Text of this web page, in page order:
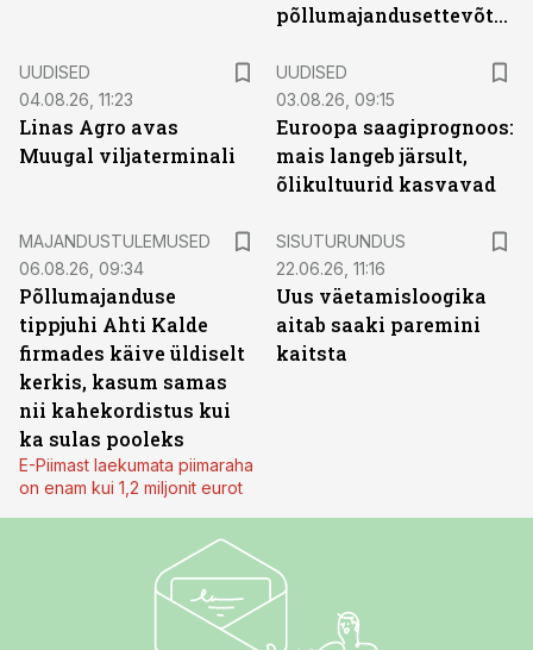
põllumajandusettevõtted
UUDISED
04.08.26, 11:23
Linas Agro avas
Muugal viljaterminali
UUDISED
03.08.26, 09:15
Euroopa saagiprognoos:
mais langeb järsult,
õlikultuurid kasvavad
MAJANDUSTULEMUSED
06.08.26, 09:34
Põllumajanduse
tippjuhi Ahti Kalde
firmades käive üldiselt
kerkis, kasum samas
nii kahekordistus kui
ka sulas pooleks
E-Piimast laekumata piimaraha
on enam kui 1,2 miljonit eurot
SISUTURUNDUS
22.06.26, 11:16
Uus väetamisloogika
aitab saaki paremini
kaitsta